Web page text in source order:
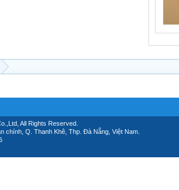
All Rights Reserved.
chính, Q. Thanh Khê, Thp. Đà Nẵng, Việt Nam.